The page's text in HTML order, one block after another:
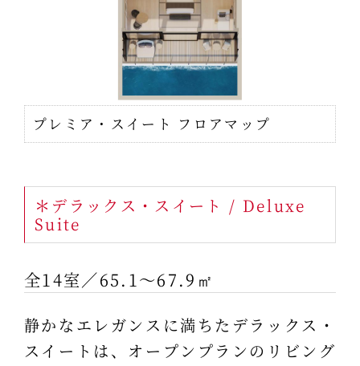
プレミア・スイート フロアマップ
＊デラックス・スイート / Deluxe
Suite
全14室／65.1～67.9㎡
静かなエレガンスに満ちたデラックス・
スイートは、オープンプランのリビング